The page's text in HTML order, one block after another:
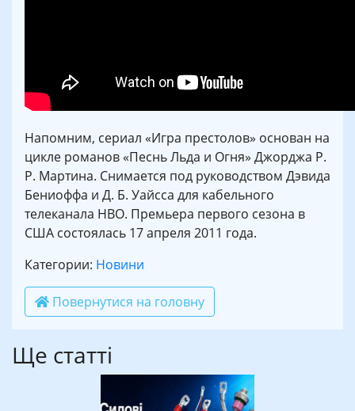
Напомним, сериал «Игра престолов» основан на
цикле романов «Песнь Льда и Огня» Джорджа Р.
Р. Мартина. Снимается под руководством Дэвида
Бениоффа и Д. Б. Уайсса для кабельного
телеканала HBO. Премьера первого сезона в
США состоялась 17 апреля 2011 года.
Категории: Новини
Повернутися на головну
Ще статті